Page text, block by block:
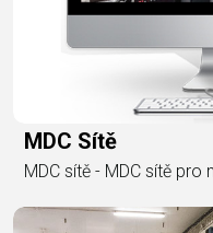
MDC Sítě
MDC sítě - MDC sítě